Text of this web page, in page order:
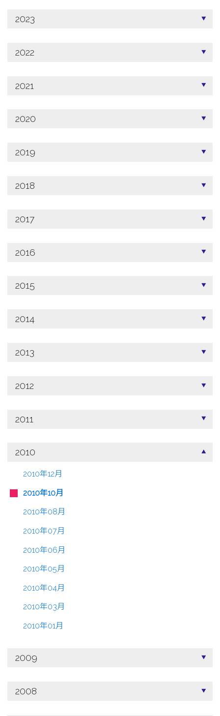
2023
2022
2021
2020
2019
2018
2017
2016
2015
2014
2013
2012
2011
2010
2010年12月
2010年10月
2010年08月
2010年07月
2010年06月
2010年05月
2010年04月
2010年03月
2010年01月
2009
2008